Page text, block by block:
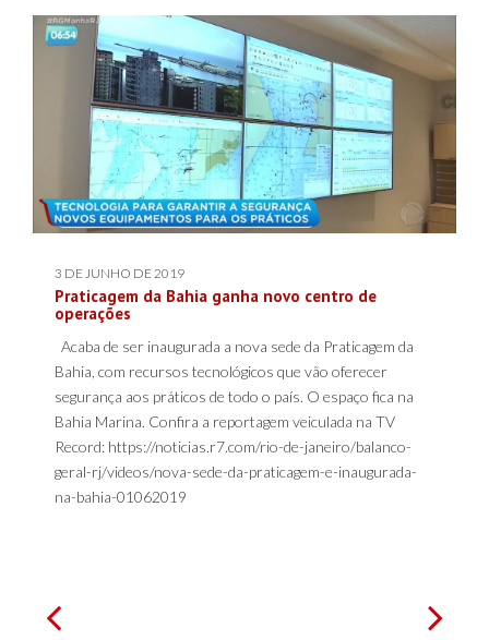
3 DE JUNHO DE 2019
Praticagem da Bahia ganha novo centro de
operações
Acaba de ser inaugurada a nova sede da Praticagem da
Bahia, com recursos tecnológicos que vão oferecer
segurança aos práticos de todo o país. O espaço fica na
Bahia Marina. Confira a reportagem veiculada na TV
Record: https://noticias.r7.com/rio-de-janeiro/balanco-
geral-rj/videos/nova-sede-da-praticagem-e-inaugurada-
na-bahia-01062019